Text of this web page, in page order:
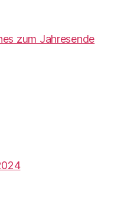
zum Jahresende